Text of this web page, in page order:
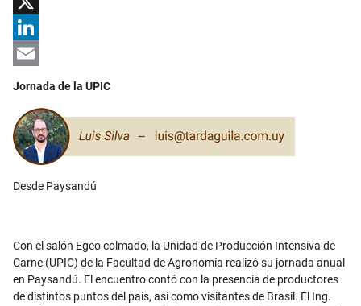
X
LinkedIn
Jornada de la UPIC
Desde Paysandú
Con el salón Egeo colmado, la Unidad de Producción Intensiva de
Carne (UPIC) de la Facultad de Agronomía realizó su jornada anual
en Paysandú. El encuentro contó con la presencia de productores
de distintos puntos del país, así como visitantes de Brasil. El Ing.